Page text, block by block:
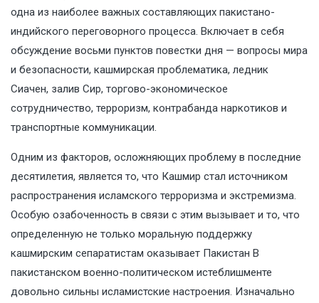
одна из наиболее важных составляющих пакистано-
индийского переговорного процесса. Включает в себя
обсуждение восьми пунктов повестки дня — вопросы мира
и безопасности, кашмирская проблематика, ледник
Сиачен, залив Сир, торгово-экономическое
сотрудничество, терроризм, контрабанда наркотиков и
транспортные коммуникации.
Одним из факторов, осложняющих проблему в последние
десятилетия, является то, что Кашмир стал источником
распространения исламского терроризма и экстремизма.
Особую озабоченность в связи с этим вызывает и то, что
определенную не только моральную поддержку
кашмирским сепаратистам оказывает Пакистан В
пакистанском военно-политическом истеблишменте
довольно сильны исламистские настроения. Изначально